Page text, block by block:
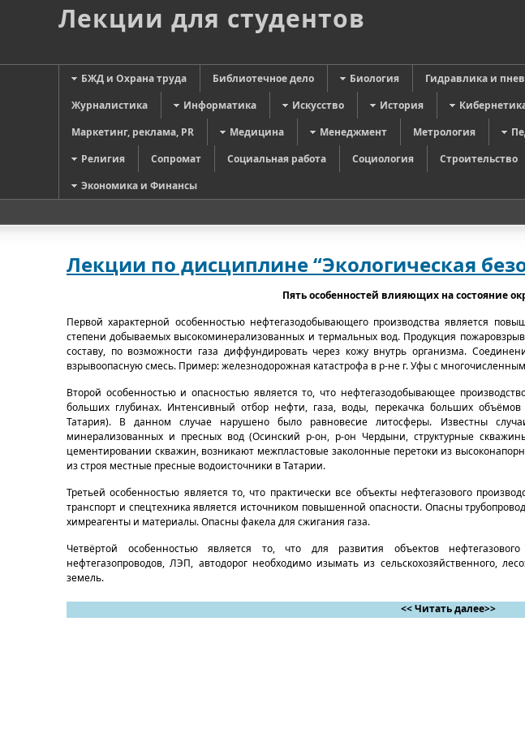
Лекции для студентов
БЖД и Охрана труда Библиотечное дело Биология Гидравлика и
Журналистика
Информатика Искусство История
Маркетинг, реклама, PR
Медицина Менеджмент Метрология
Религия
Сопромат Социальная работа Социология Строительство
Экономика и Финансы
Лекции по дисциплине “Экологическая
Пять особенностей влияющих на состояние
Первой характерной особенностью нефтегазодобывающего производства является
степени добываемых высокоминерализованных и термальных вод. Продукция
составу, по возможности газа диффундировать через кожу внутрь организма.
взрывоопасную смесь. Пример: железнодорожная катастрофа в р-не г. Уфы с
Второй особенностью и опасностью является то, что нефтегазодобывающее
больших глубинах. Интенсивный отбор нефти, газа, воды, перекачка больших
Татария). В данном случае нарушено было равновесие литосферы. Известны
минерализованных и пресных вод (Осинский р-он, р-он Чердыни, структурные
цементировании скважин, возникают межпластовые заколонные перетоки из
из строя местные пресные водоисточники в Татарии.
Третьей особенностью является то, что практически все объекты нефтегазового
транспорт и спецтехника является источником повышенной опасности. Опасны
химреагенты и материалы. Опасны факела для сжигания газа.
Четвёртой особенностью является то, что для развития объектов нефтегазового
нефтегазопроводов, ЛЭП, автодорог необходимо изымать из сельскохозяйственного,
земель.
<< Читать далее>>